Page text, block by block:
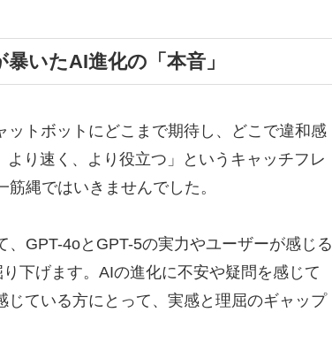
いたAI進化の「本音」
トボットにどこまで期待し、どこで違和感
り速く、より役立つ」というキャッチフレ
縄ではいきませんでした。
GPT-4oとGPT-5の実力やユーザーが感じる
下げます。AIの進化に不安や疑問を感じて
ている方にとって、実感と理屈のギャップ